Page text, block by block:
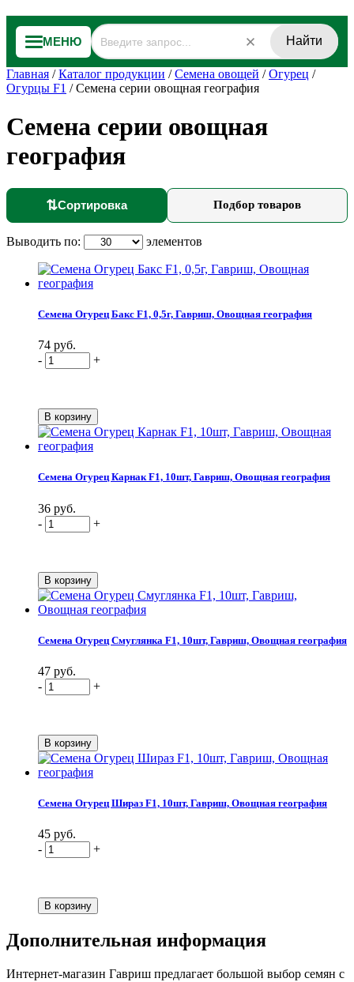
МЕНЮ Найти
Главная /Каталог продукции /Семена овощей /Огурец /
Огурцы F1 /Семена серии овощная география
Семена серии овощная
география
⇅Сортировка Подбор товаров
Выводить по: элементов
Семена Огурец Бакс F1, 0,5г, Гавриш, Овощная география
74 руб.
-
+
Семена Огурец Карнак F1, 10шт, Гавриш, Овощная география
36 руб.
-
+
Семена Огурец Смуглянка F1, 10шт, Гавриш, Овощная география
47 руб.
-
+
Семена Огурец Шираз F1, 10шт, Гавриш, Овощная география
45 руб.
-
+
Дополнительная информация
Интернет-магазин Гавриш предлагает большой выбор семян с